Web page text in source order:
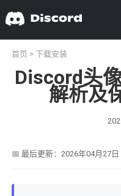
首页 > 下载安装
Discord头
解析及
📅 最后更新：2026年04月27日